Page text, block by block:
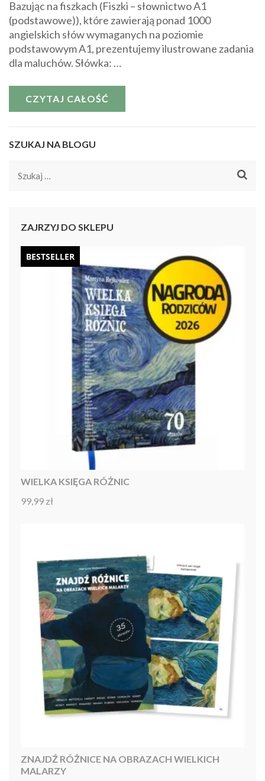
Bazując na fiszkach (Fiszki – słownictwo A1
(podstawowe)), które zawierają ponad 1000
angielskich słów wymaganych na poziomie
podstawowym A1, prezentujemy ilustrowane zadania
dla maluchów. Słówka: …
CZYTAJ CAŁOŚĆ
SZUKAJ NA BLOGU
Szukaj:
ZAJRZYJ DO SKLEPU
BESTSELLER
WIELKA KSIĘGA RÓŻNIC
Oceniono
99,99 zł
ZNAJDŹ RÓŻNICE NA OBRAZACH WIELKICH
MALARZY